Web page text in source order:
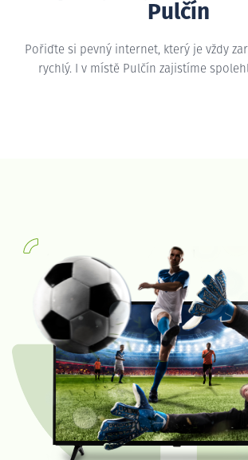
Pulčín
Pořiďte si pevný internet, který je vždy
rychlý. I v místě Pulčín zajistíme